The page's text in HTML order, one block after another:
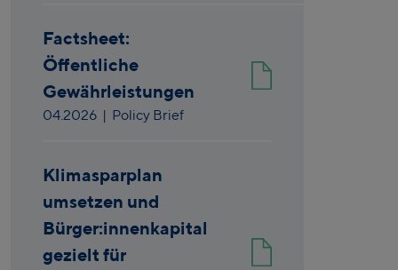
Factsheet:
Öffentliche
Gewährleistungen
04.2026 | Policy Brief
Klimasparplan
umsetzen und
Bürger:innenkapital
gezielt für